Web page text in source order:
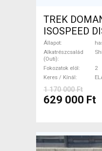
TREK
ISOSPEED
Di2 2x11 52/
Shimano
tárcsafék
Állapot
Alkatrészcsalád
(Outi)
Fokozatok elöl
2
Keres / Kínál
1 170 000 Ft
629 000 Ft